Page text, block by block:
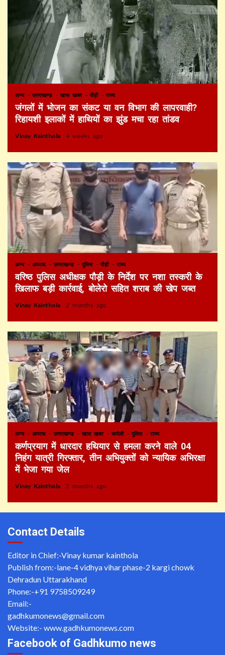
अन्य उत्तराखण्ड खास खबर पौड़ी राज्य
जंगलों में भोजन का संकट या वन विभाग की लापरवाही?
रिहायशी इलाकों में हाथियों का झुंड मचा रहा तांडव
Vinay Kainthola 4 weeks ago
अन्य अपराध उत्तराखण्ड पुलिस पौड़ी राज्य
वरिष्ठ पुलिस अधीक्षक पौड़ी के निर्देश पर नशा तस्करी के
खिलाफ बड़ी कार्रवाई, बोलेरो सहित शराब की खेप जब्त
Vinay Kainthola 2 months ago
अन्य अपराध उत्तराखण्ड खास खबर चमोली पुलिस राज्य
कर्णप्रयाग में धारदार हथियार से हमला करने वाले 04
निहंग यात्री गिरफ्तार, तीन अभियुक्तों को न्यायिक अभिरक्षा
में भेजा गया जेल
Vinay Kainthola 2 months ago
Contact Details
Editor in Chief:-Vinay kumar kainthola
Publish from:-lane-4 vidhya vihar phase-2 kargi chowk
Dehradun Uttarakhand
Phone:-+91 9758509249
Email:-
gadhkumonews@gmail.com
Website:- www.gadhkumonews.com
Facebook of Gadhkumo news